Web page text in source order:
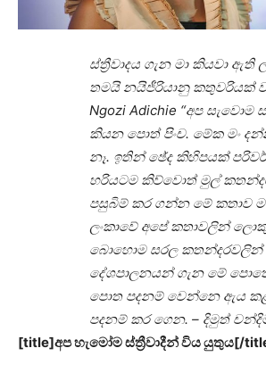
ස්ත්‍රීවාදය ගැන මා කියවා
තමයි නයිජීරියානු කතුවරියක්
Ngozi Adichie “අප සැවොම
කියන පොත් පිංච. මේක මං
නෑ. ඉතින් ඡේද කිහිපයක්
හරියටම කිව්වොත් මුල්
පසුබිම් කර ගන්න මේ කතාව
ලංකාවේ අපේ කතාවලින්
බොහොම සරල කතන්දරවලින්
දේශපාලනයන් ගැන මේ
පොත පදනම් වෙන්නෙ ඇය කළ
පදනම් කර ගෙන. – දිමුත්
[title]අප හැමෝම ස්ත්‍රීවාදීන් විය යුතුය[/